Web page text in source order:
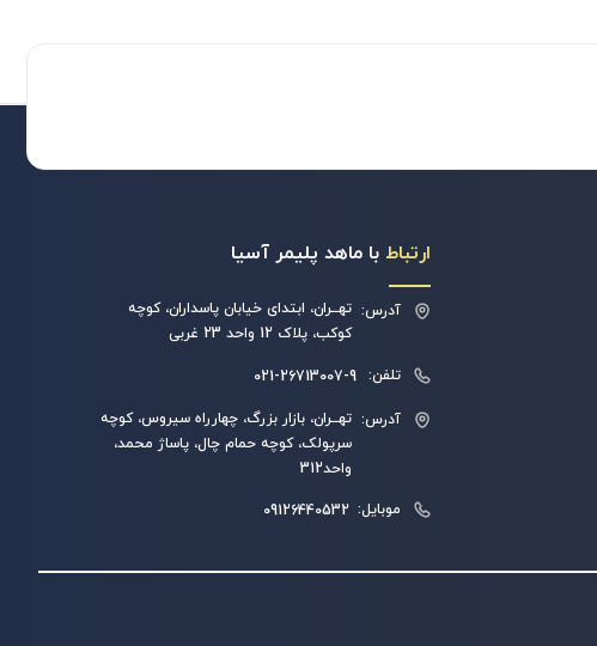
ارتباط با ماهد پلیمر آسیا
آدرس: تهــران، ابتدای خیابان پاسداران، کوچه
کوکب، پلاک 12 واحد 23 غربی
تلفن: 021-26713007-9
آدرس: تهــران، بازار بزرگ، چهارراه سیروس، کوچه
سرپولک، کوچه حمام چال، پاساژ محمد،
واحد312
موبایل: 09126440532